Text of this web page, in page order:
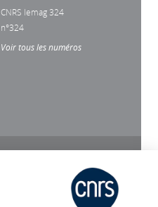
CNRS lemag 324
n°324
Voir tous les numéros